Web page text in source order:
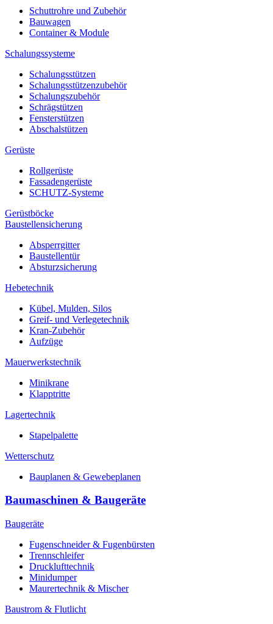
Schuttrohre und Zubehör
Bauwagen
Container & Module
Schalungssysteme
Schalungsstützen
Schalungsstützenzubehör
Schalungszubehör
Schrägstützen
Fensterstützen
Abschalstützen
Gerüste
Rollgerüste
Fassadengerüste
SCHUTZ-Systeme
Gerüstböcke
Baustellensicherung
Absperrgitter
Baustellentür
Absturzsicherung
Hebetechnik
Kübel, Mulden, Silos
Greif- und Verlegetechnik
Kran-Zubehör
Aufzüge
Mauerwerkstechnik
Minikrane
Klapptritte
Lagertechnik
Stapelpalette
Wetterschutz
Bauplanen & Gewebeplanen
Baumaschinen & Baugeräte
Baugeräte
Fugenschneider & Fugenbürsten
Trennschleifer
Drucklufttechnik
Minidumper
Maurertechnik & Mischer
Baustrom & Flutlicht